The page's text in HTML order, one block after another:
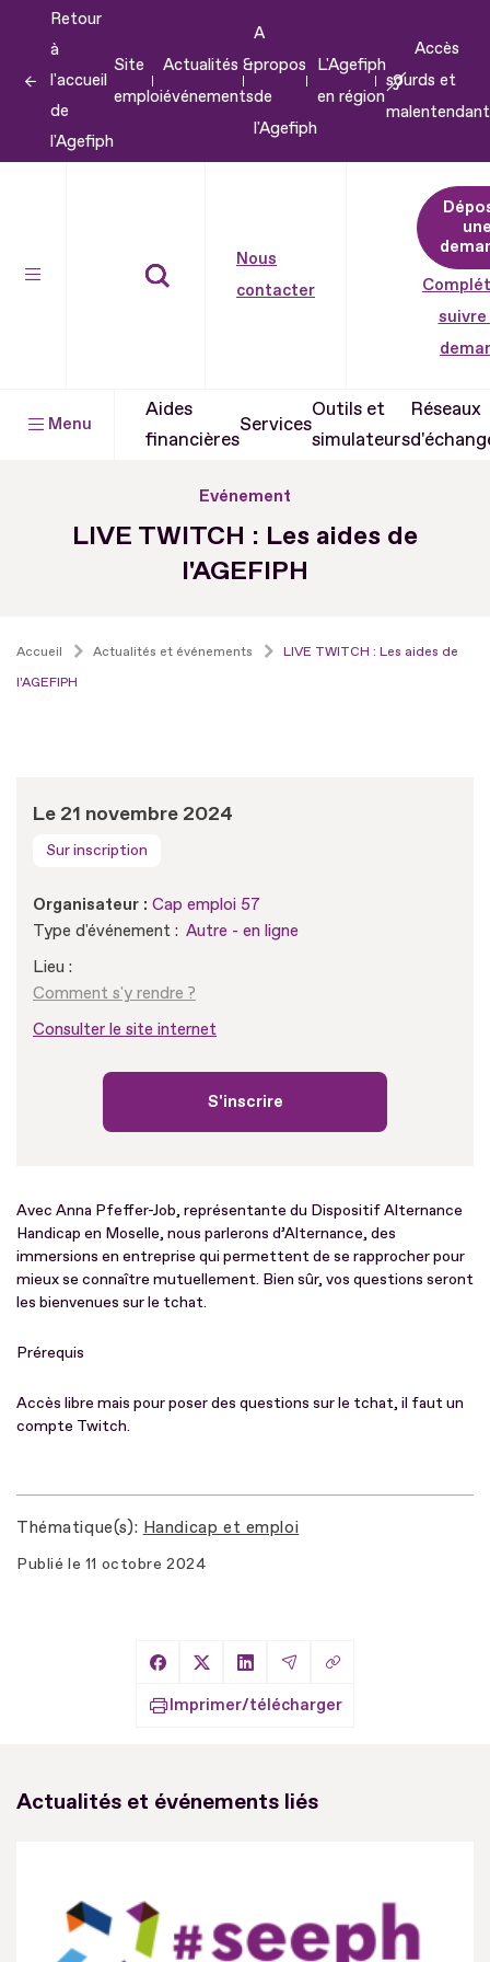
contenu
Retour
à
l'accueil
de
l'Agefiph
Site
emploi
Actualités &
événements
A
propos
de
l'Agefiph
L'Agefiph
en région
Accès
sourds et
Nous
contacter
suivre
Menu
Aides
financières
Services
Outils et
simulateurs
Réseaux
Evénement
LIVE TWITCH : Les aides de
l'AGEFIPH
Accueil Actualités et événements
LIVE TWITCH : Les aides de
l'AGEFIPH
Le 21 novembre 2024
Sur inscription
Organisateur : Cap emploi 57
Type d'événement : Autre - en ligne
Lieu :
Comment s'y rendre ?
Consulter le site internet
S'inscrire
Avec Anna Pfeffer-Job, représentante du Dispositif Alternance
Handicap en Moselle, nous parlerons d’Alternance, des
immersions en entreprise qui permettent de se rapprocher pour
mieux se connaître mutuellement. Bien sûr, vos questions seront
les bienvenues sur le tchat.
Prérequis
Accès libre mais pour poser des questions sur le tchat, il faut un
compte Twitch.
Thématique(s) Handicap et emploi
Publié le 11 octobre 2024
Partager sur Facebook
Partager sur X
Partager sur LinkedIn
Partager par Email
Copier le lien
Imprimer/télécharger
Actualités et événements liés